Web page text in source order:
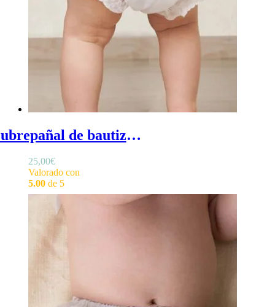
Cubrepañal de bautizo Lía - Cubrepañal bautizo en lino blanco con volantes en las perneras
25,00€
Valorado con
5.00 de 5